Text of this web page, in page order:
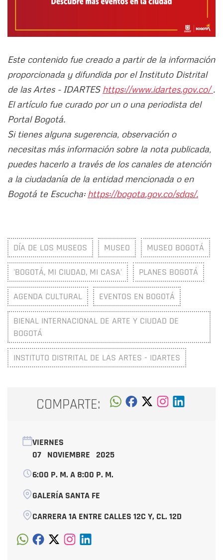
Este contenido fue creado a partir de la información
proporcionada y difundida por el Instituto Distrital
de las Artes - IDARTES https://www.idartes.gov.co/.
El artículo fue curado por un o una periodista del
Portal Bogotá.
Si tienes alguna sugerencia, observación o
necesitas más información sobre la nota publicada,
puedes hacerlo a través de los canales de atención
a la ciudadanía de la entidad mencionada o en
Bogotá te Escucha: https://bogota.gov.co/sdqs/.
DÍA DE LOS MUSEOS MUSEO MUSEO BOGOTÁ
'BOGOTÁ, MI CIUDAD, MI CASA' PLANES BOGOTÁ
AGENDA CULTURAL EVENTOS EN BOGOTÁ
BIENAL INTERNACIONAL DE ARTE Y CIUDAD DE
BOGOTÁ
INSTITUTO DISTRITAL DE LAS ARTES - IDARTES
COMPARTE:
VIERNES
07 NOVIEMBRE 2025
6:00 P. M. A 8:00 P. M.
GALERÍA SANTA FE
CARRERA 1A ENTRE CALLES 12C Y, CL. 12D